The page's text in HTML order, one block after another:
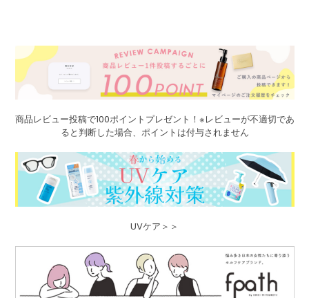
商品レビュー投稿で100ポイントプレゼント！※レビューが不適切であ
ると判断した場合、ポイントは付与されません
UVケア＞＞